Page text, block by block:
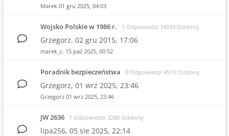
Marek 01 gru 2025, 04:03
Wojsko Polskie w 1986 r. 1 Odpowiedzi 14559 Odsłony
Grzegorz, 02 gru 2015, 17:06
marek_c. 15 paź 2025, 00:52
Poradnik bezpieczeństwa 0 Odpowiedzi 4510 Odsłony
Grzegorz, 01 wrz 2025, 23:46
Grzegorz 01 wrz 2025, 23:46
JW 2636 1 Odpowiedzi 3280 Odsłony
lipa256, 05 sie 2025, 22:14